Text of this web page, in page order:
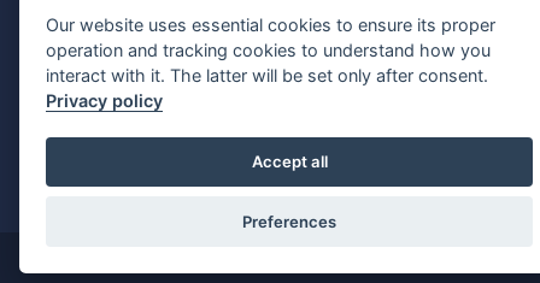
Our website uses essential cookies to ensure its proper
operation and tracking cookies to understand how you
interact with it. The latter will be set only after consent.
Privacy policy
Accept all
Preferences
Imprint Legal disclaimer Privacy policy
Cookies policy Location selector